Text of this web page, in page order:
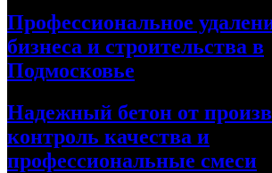
Профессиональное
бизнеса и строительства в
Подмосковье
Надежный бетон от
контроль качества и
профессиональные смеси